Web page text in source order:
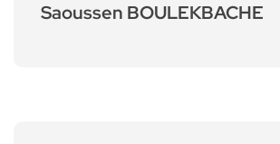
Saoussen BOULEKBACHE